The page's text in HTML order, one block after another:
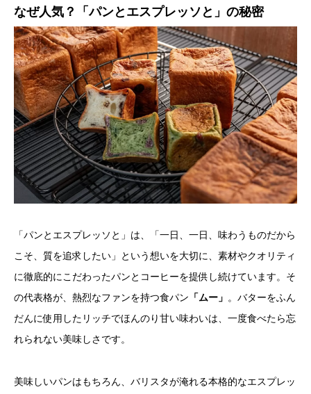
なぜ人気？「パンとエスプレッソと」の秘密
「パンとエスプレッソと」は、「一日、一日、味わうものだから
こそ、質を追求したい」という想いを大切に、素材やクオリティ
に徹底的にこだわったパンとコーヒーを提供し続けています。そ
の代表格が、熱烈なファンを持つ食パン 「ムー」 。バターをふん
だんに使用したリッチでほんのり甘い味わいは、一度食べたら忘
れられない美味しさです。
美味しいパンはもちろん、バリスタが淹れる本格的なエスプレッ